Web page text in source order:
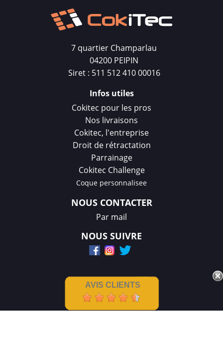
7 quartier Champarlau
04200 PEIPIN
Siret : 511 512 410 00016
Infos utiles
Cokitec pour les pros
Nos livraisons
Cokitec, l'entreprise
Droit de rétractation
Parrainage
Cokitec Challenge
Coque personnalisee
NOUS CONTACTER
Par mail
NOUS SUIVRE
AVIS CLIENTS